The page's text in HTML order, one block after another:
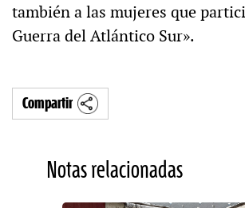
también a las mujeres que
Guerra del Atlántico Sur».
Compartir
Notas relacionadas